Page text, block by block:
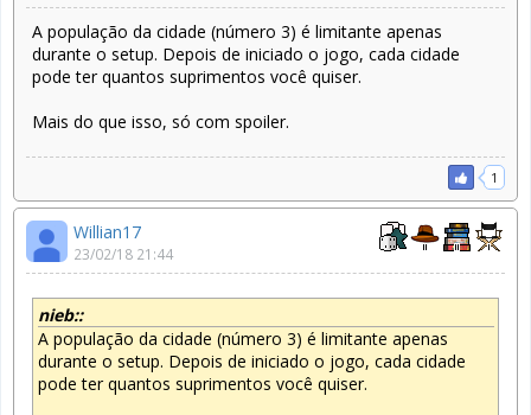
A população da cidade (número 3) é limitante apenas
durante o setup. Depois de iniciado o jogo, cada cidade
pode ter quantos suprimentos você quiser.
Mais do que isso, só com spoiler.
1
Willian17
23/02/18 21:44
nieb::
A população da cidade (número 3) é limitante apenas
durante o setup. Depois de iniciado o jogo, cada cidade
pode ter quantos suprimentos você quiser.